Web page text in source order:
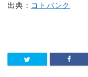
出典： コトバンク